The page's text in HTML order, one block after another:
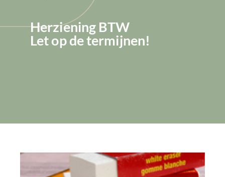
Herziening BTW
Let op de termijnen!